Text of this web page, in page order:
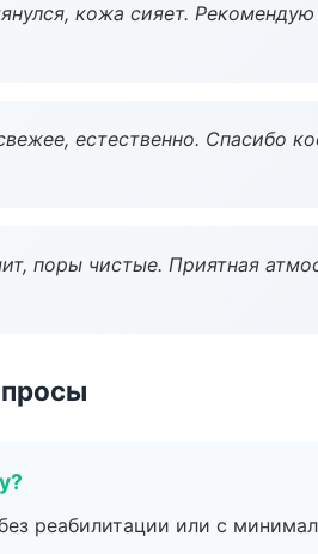
кожа сияет. Рекомендую
естественно. Спасибо
поры чистые. Приятная
реабилитации или с